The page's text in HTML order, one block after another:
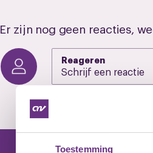
Toestemming
Er zijn nog geen reacties,
Reageren